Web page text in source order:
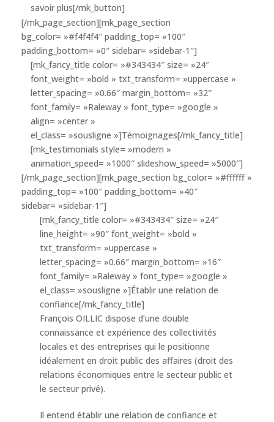
savoir plus[/mk_button]
[/mk_page_section][mk_page_section
bg_color= »#f4f4f4″ padding_top= »100″
padding_bottom= »0″ sidebar= »sidebar-1″]
[mk_fancy_title color= »#343434″ size= »24″
font_weight= »bold » txt_transform= »uppercase »
letter_spacing= »0.66″ margin_bottom= »32″
font_family= »Raleway » font_type= »google »
align= »center »
el_class= »sousligne »]Témoignages[/mk_fancy_title]
[mk_testimonials style= »modern »
animation_speed= »1000″ slideshow_speed= »5000″]
[/mk_page_section][mk_page_section bg_color= »#ffffff »
padding_top= »100″ padding_bottom= »40″
sidebar= »sidebar-1″]
[mk_fancy_title color= »#343434″ size= »24″
line_height= »90″ font_weight= »bold »
txt_transform= »uppercase »
letter_spacing= »0.66″ margin_bottom= »16″
font_family= »Raleway » font_type= »google »
el_class= »sousligne »]Établir une relation de
confiance[/mk_fancy_title]
François OILLIC dispose d’une double
connaissance et expérience des collectivités
locales et des entreprises qui le positionne
idéalement en droit public des affaires (droit des
relations économiques entre le secteur public et
le secteur privé).
Il entend établir une relation de confiance et